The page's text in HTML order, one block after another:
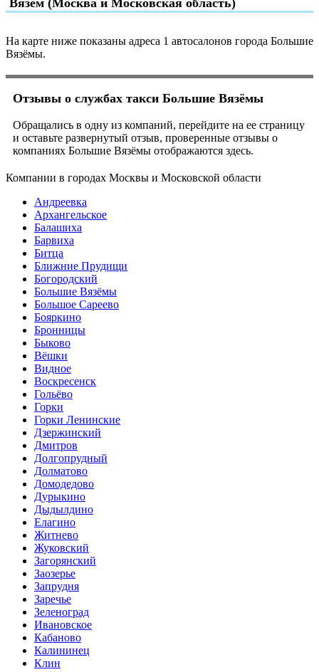
На карте ниже показаны адреса 1 автосалонов города Большие
Вязёмы.
Отзывы о службах такси Большие Вязёмы
Обращались в одну из компаний, перейдите на ее страницу
и оставьте развернутый отзыв, проверенные отзывы о
компаниях Большие Вязёмы отображаются здесь.
Компании в городах Москвы и Московской области
Андреевка
Архангельское
Балашиха
Барвиха
Битца
Ближние Прудищи
Богородский
Большие Вязёмы
Большое Сареево
Бояркино
Бронницы
Быково
Вёшки
Видное
Воскресенск
Гольёво
Горки
Горки Ленинские
Дзержинский
Дмитров
Долгопрудный
Долматово
Домодедово
Дурыкино
Дыдылдино
Елагино
Житнево
Жуковский
Загорянский
Заозерье
Запрудня
Заречье
Зеленоград
Ивановское
Кабаново
Калининец
Клин